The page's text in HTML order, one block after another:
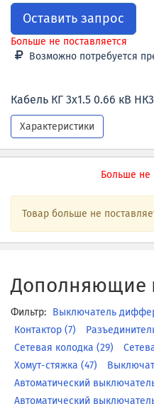
Оставить запрос
Больше не поставляется
Возможно потребуется
Кабель КГ 3x1.5 0.66 кВ
Характеристики
Больше не
Товар больше не
Дополняющие
Фильтр: Выключатель
Контактор (7)
Сетевая колодка (29)
Хомут-стяжка (47)
Автоматический
Автоматический